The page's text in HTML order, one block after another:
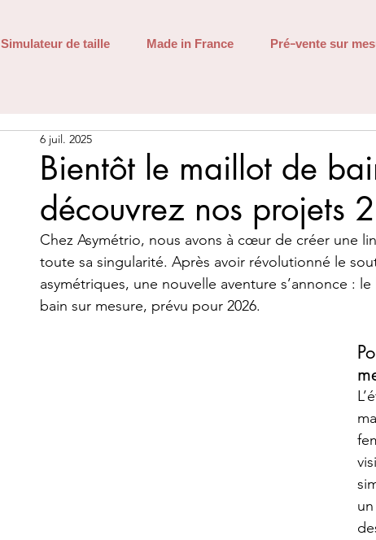
Simulateur de taille Made in France Pré-vente sur
Bientôt le maillot de
découvrez nos projets
6 juil. 2025
Chez Asymétrio, nous avons à cœur de créer une
toute sa singularité. Après avoir révolutionné le
asymétriques, une nouvelle aventure s’annonce :
bain sur mesure, prévu pour 2026.